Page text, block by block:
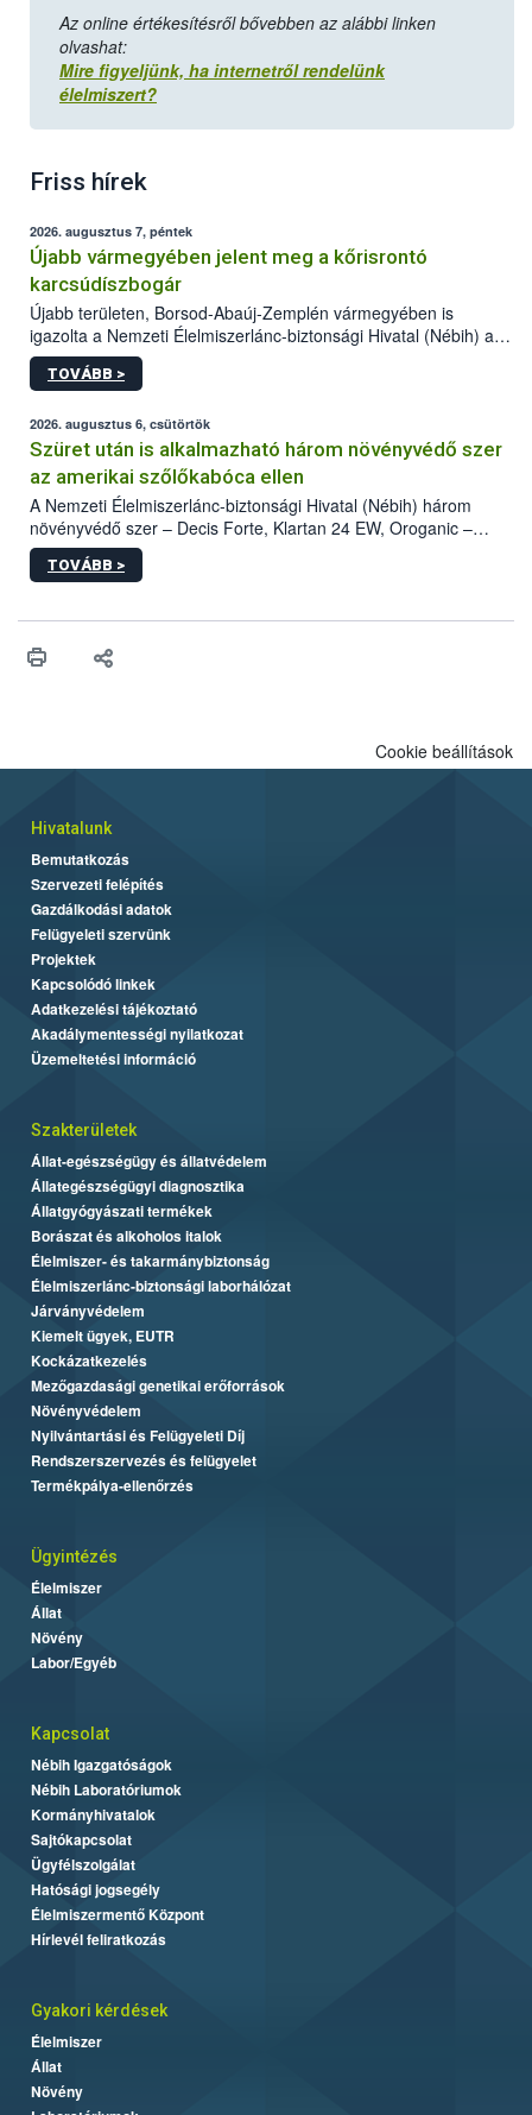
Az online értékesítésről bővebben az alábbi linken
olvashat:
Mire figyeljünk, ha internetről rendelünk
élelmiszert?
Friss hírek
2026. augusztus 7, péntek
Újabb vármegyében jelent meg a kőrisrontó
karcsúdíszbogár
Újabb területen, Borsod-Abaúj-Zemplén vármegyében is
igazolta a Nemzeti Élelmiszerlánc-biztonsági Hivatal (Nébih) a
kőrisrontó karcsúdíszbogár (Agrilus planipennis) jelenlétét. A
kártevőt nem csak színcsapdában találták meg, de már fertőzött
az intenzív felderítést, emellett az intézkedéseket a szlovák
hatósággal is összehangolják a terjedés megállítása érdekében.
TOVÁBB >
2026. augusztus 6, csütörtök
Szüret után is alkalmazható három növényvédő szer
az amerikai szőlőkabóca ellen
A Nemzeti Élelmiszerlánc-biztonsági Hivatal (Nébih) három
növényvédő szer – Decis Forte, Klartan 24 EW, Oroganic –
engedélyokiratát módosította, így azok a szüretet követően,
egészen a vesszőérettség (BBCH 91) stádiumáig
érésű szőlőkben is legyen lehetőség a károsító elleni további
felhasználók számára is elérhető és ökológiai termesztésben is
TOVÁBB >
Cookie beállítások
Hivatalunk
Bemutatkozás
Szervezeti felépítés
Gazdálkodási adatok
Felügyeleti szervünk
Projektek
Kapcsolódó linkek
Adatkezelési tájékoztató
Akadálymentességi nyilatkozat
Üzemeltetési információ
Szakterületek
Állat-egészségügy és állatvédelem
Állategészségügyi diagnosztika
Állatgyógyászati termékek
Borászat és alkoholos italok
Élelmiszer- és takarmánybiztonság
Élelmiszerlánc-biztonsági laborhálózat
Járványvédelem
Kiemelt ügyek, EUTR
Kockázatkezelés
Mezőgazdasági genetikai erőforrások
Növényvédelem
Nyilvántartási és Felügyeleti Díj
Rendszerszervezés és felügyelet
Termékpálya-ellenőrzés
Ügyintézés
Élelmiszer
Állat
Növény
Labor/Egyéb
Kapcsolat
Nébih Igazgatóságok
Nébih Laboratóriumok
Kormányhivatalok
Sajtókapcsolat
Ügyfélszolgálat
Hatósági jogsegély
Élelmiszermentő Központ
Hírlevél feliratkozás
Gyakori kérdések
Élelmiszer
Állat
Növény